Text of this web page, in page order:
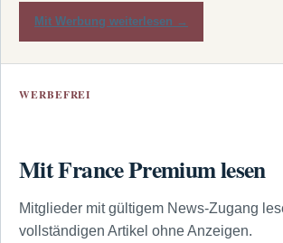
Mit Werbung weiterlesen →
WERBEFREI
Mit France Premium lesen
Mitglieder mit gültigem News-Zugang
vollständigen Artikel ohne Anzeigen.